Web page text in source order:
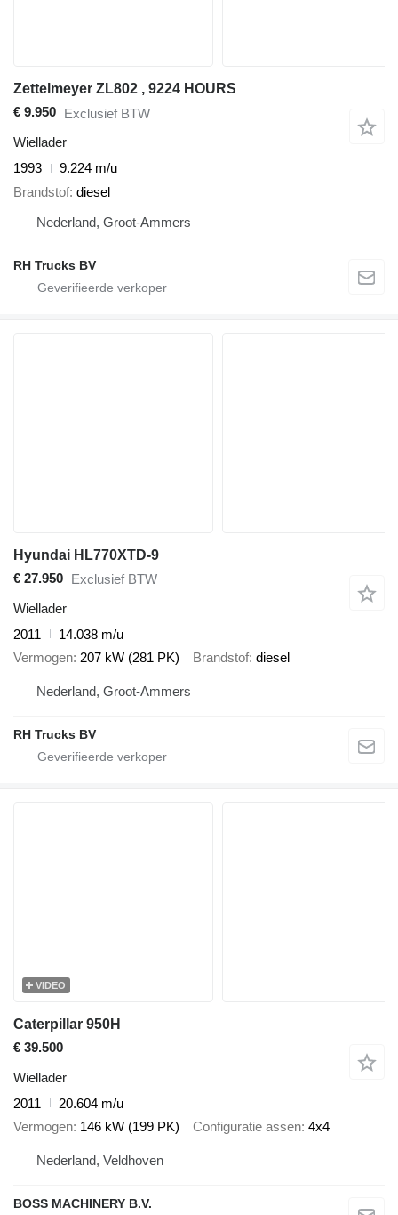
Zettelmeyer ZL802 , 9224 HOURS
€ 9.950 Exclusief BTW
Wiellader
1993
9.224 m/u
Brandstof diesel
Nederland, Groot-Ammers
RH Trucks BV
Hyundai HL770XTD-9
€ 27.950 Exclusief BTW
Wiellader
2011
14.038 m/u
Vermogen 207 kW (281 PK) Brandstof diesel
Nederland, Groot-Ammers
RH Trucks BV
VIDEO
Caterpillar 950H
€ 39.500
Wiellader
2011
20.604 m/u
Vermogen 146 kW (199 PK) Configuratie assen 4x4
Nederland, Veldhoven
BOSS MACHINERY B.V.